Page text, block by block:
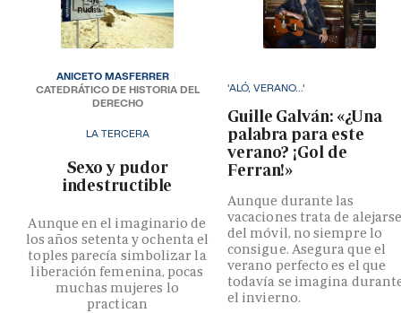
LA TERCERA
­Sexo y pudor
indestructible
Aunque en el imaginario de
los años setenta y ochenta el
toples parecía simbolizar la
liberación femenina, pocas
muchas mujeres lo
practican
ANICETO MASFERRER
CATEDRÁTICO DE HISTORIA DEL
DERECHO
'ALÓ, VERANO...'
Guille Galván: «¿Una
palabra para este
verano? ¡Gol de
Ferran!»
Aunque durante las
vacaciones trata de
del móvil, no siempre lo
consigue. Asegura que el
verano perfecto es el que
todavía se imagina
el invierno.